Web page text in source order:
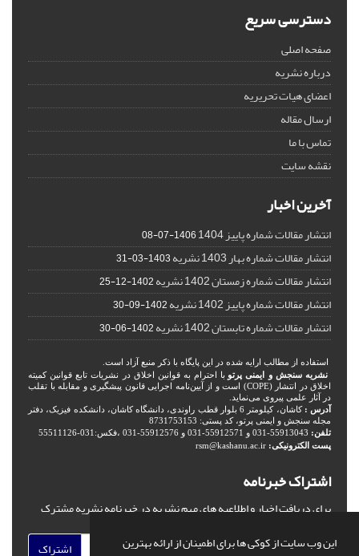
این وب سایت از کوکی ها برای اطمینان از ارائه بهترین
دسترسی سریع
صفحه اصلی
درباره نشریه
اعضای هیات تحریریه
ارسال مقاله
تماس با ما
نقشه سایت
آخرین اخبار
انتشار مقالات شماره پاییز 1404 1406-07-08
انتشار مقالات شماره بهار 1403 نشریه 1403-03-31
انتشار مقالات شماره زمستان 1402 نشریه 1402-12-25
انتشار مقالات شماره پاییز 1402 نشریه 1402-09-30
انتشار مقالات شماره تابستان 1402 نشریه 1402-06-30
استفاده از مطالب ارایه شده در این پایگاه با ذکر منبع آزاد است.
نشریه سنجش و ایمنی پرتو با احترام به قوانین اخلاق در نشریات تابع قوانین کمیته
اخلاق در انتشار (COPE) است و از آیین‌نامه اجرایی قانون پیشگیری و مقابله با تقلب
در آثار علمی پیروی می‌نماید.
آدرس :
کاشان، کیلومتر 6 بلوار قطب راوندی، دانشگاه کاشان، دانشکده فیزیک، دفتر
مجله سنجش و ایمنی پرتو، کد پستی: 8731753153
تلفن:
پست الکترونیکی: rsm@kashanu.ac.ir
اشتراک خبرنامه
برای دریافت اخبار و اطلاعیه های مهم نشریه در خبرنامه نشریه مشترک
اشتراک